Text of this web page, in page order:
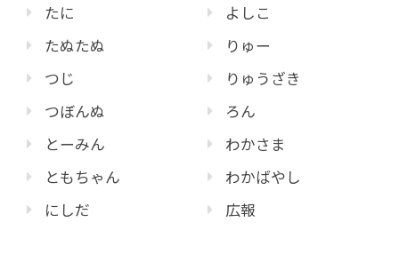
たに
たぬたぬ
つじ
つぼんぬ
とーみん
ともちゃん
にしだ
よしこ
りゅー
りゅうざき
ろん
わかさま
わかばやし
広報